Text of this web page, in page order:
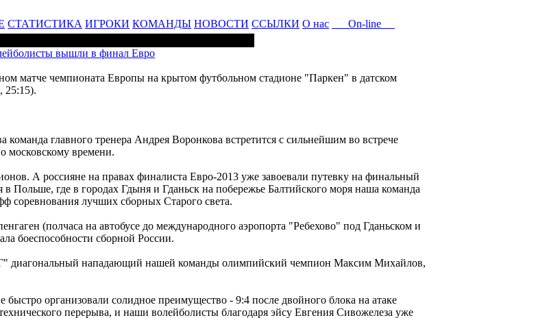
СТАТИСТИКА ИГРОКИ КОМАНДЫ НОВОСТИ ССЫЛКИ О нас On-line
вышли в финал Евро
матче чемпионата Европы на крытом футбольном стадионе "Паркен" в датском
25:15).
главного тренера Андрея Воронкова встретится с сильнейшим во встрече
московскому времени.
А россияне на правах финалиста Евро-2013 уже завоевали путевку на финальный
в Польше, где в городах Гдыня и Гданьск на побережье Балтийского моря наша команда
соревнования лучших сборных Старого света.
(полчаса на автобусе до международного аэропорта "Ребехово" под Гданьском и
боеспособности сборной России.
диагональный нападающий нашей команды олимпийский чемпион Максим Михайлов,
организовали солидное преимущество - 9:4 после двойного блока на атаке
перерыва, и наши волейболисты благодаря эйсу Евгения Сивожелеза уже